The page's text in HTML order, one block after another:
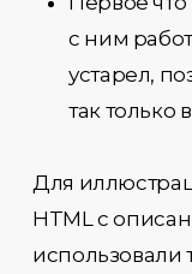
с ним
устарел,
так только
Для
HTML с
использовали